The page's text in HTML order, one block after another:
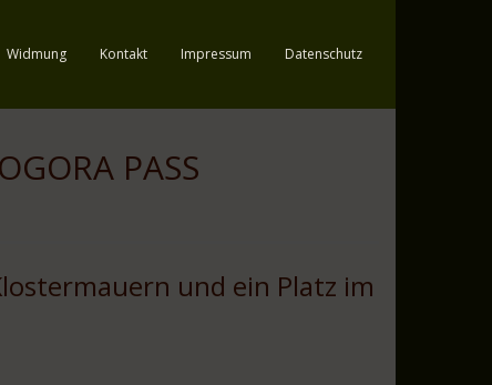
Widmung Kontakt Impressum Datenschutz
PASS
und ein Platz im